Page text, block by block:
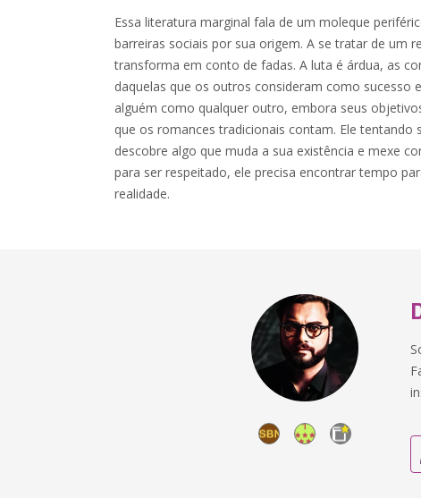
Essa literatura marginal fala de um moleque
barreiras sociais por sua origem. A se tratar de um
transforma em conto de fadas. A luta é árdua, as
daquelas que os outros consideram como sucesso
alguém como qualquer outro, embora seus
que os romances tradicionais contam. Ele tentando
descobre algo que muda a sua existência e mexe
para ser respeitado, ele precisa encontrar tempo
realidade.